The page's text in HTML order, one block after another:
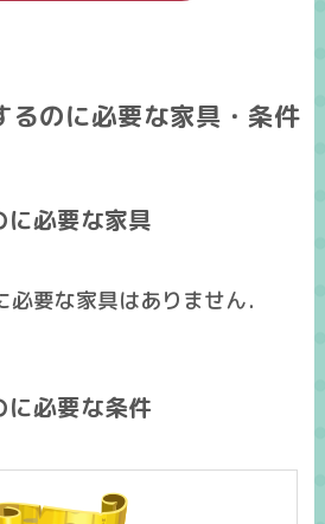
るのに必要な家具・条件
に必要な家具
要な家具はありません．
に必要な条件